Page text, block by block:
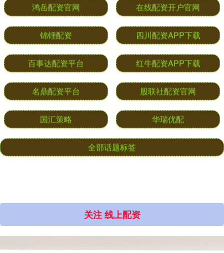
湖南配资公司APP下载 牛大人配资平台
鸿岳配资官网 在线配资开户官网
锦锂配资 四川配资APP下载
百事达配资平台 红牛配资APP下载
名鼎配资平台 股联社配资官网
国汇策略 华瑞优配
关注 线上配资